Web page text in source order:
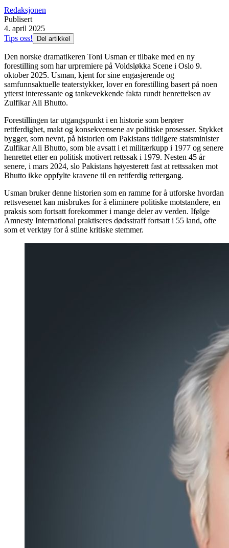
Redaksjonen
Publisert
4. april 2025
Tips oss!
Del artikkel
Den norske dramatikeren Toni Usman er tilbake med en ny
forestilling som har urpremiere på Voldsløkka Scene i Oslo 9.
oktober 2025. Usman, kjent for sine engasjerende og
samfunnsaktuelle teaterstykker, lover en forestilling basert på noen
ytterst interessante og tankevekkende fakta rundt henrettelsen av
Zulfikar Ali Bhutto.
Forestillingen tar utgangspunkt i en historie som berører
rettferdighet, makt og konsekvensene av politiske prosesser. Stykket
bygger, som nevnt, på historien om Pakistans tidligere statsminister
Zulfikar Ali Bhutto, som ble avsatt i et militærkupp i 1977 og senere
henrettet etter en politisk motivert rettssak i 1979. Nesten 45 år
senere, i mars 2024, slo Pakistans høyesterett fast at rettssaken mot
Bhutto ikke oppfylte kravene til en rettferdig rettergang.
Usman bruker denne historien som en ramme for å utforske hvordan
rettsvesenet kan misbrukes for å eliminere politiske motstandere, en
praksis som fortsatt forekommer i mange deler av verden. Ifølge
Amnesty International praktiseres dødsstraff fortsatt i 55 land, ofte
som et verktøy for å stilne kritiske stemmer.